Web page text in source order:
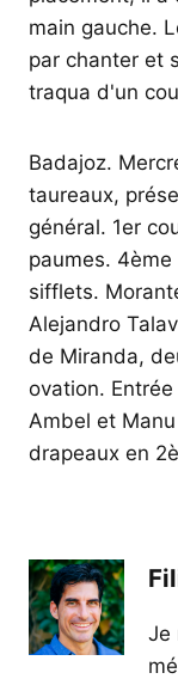
main gauche.
par chanter et
traqua d'un
Badajoz.
taureaux,
général. 1er
paumes.
sifflets.
Alejandro
de Miranda,
ovation.
Ambel et
drapeaux en
Je